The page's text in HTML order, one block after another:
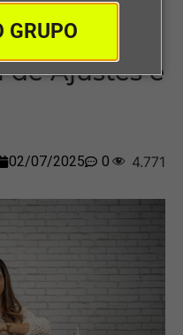
GRUPO
para a
Ajustes e
02/07/2025 0 4.771